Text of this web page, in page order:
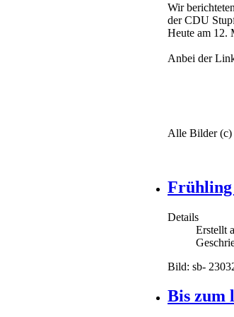
Wir
der CDU
Heute am 12.
Anbei der
Alle Bilder (c)
Frühling
Details
Erstellt
Bild: sb-
Bis zum